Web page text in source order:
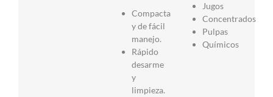
Compacta
y de fácil
manejo.
Rápido
desarme
y
limpieza.
Jugos
Concentrados
Pulpas
Químicos